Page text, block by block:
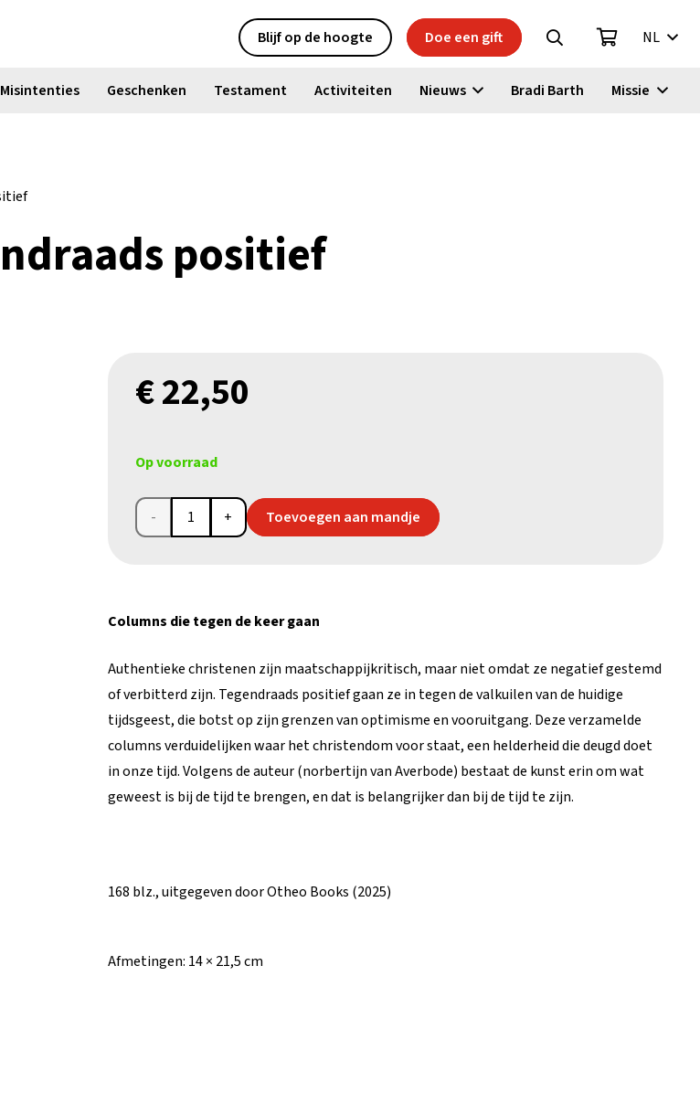
Blijf op de hoogte Doe een gift NL
Misintenties Geschenken Testament Activiteiten Nieuws Bradi Barth Missie
positief
€22,50
Op voorraad
Rony
positief
aantal
Toevoegen aan mandje
Columns die tegen de keer gaan
Authentieke christenen zijn maatschappijkritisch, maar niet omdat ze negatief gestemd
of verbitterd zijn. Tegendraads positief gaan ze in tegen de valkuilen van de huidige
tijdsgeest, die botst op zijn grenzen van optimisme en vooruitgang. Deze verzamelde
columns verduidelijken waar het christendom voor staat, een helderheid die deugd doet
in onze tijd. Volgens de auteur (norbertijn van Averbode) bestaat de kunst erin om wat
geweest is bij de tijd te brengen, en dat is belangrijker dan bij de tijd te zijn.
168 blz., uitgegeven door Otheo Books (2025)
Afmetingen: 14 × 21,5 cm